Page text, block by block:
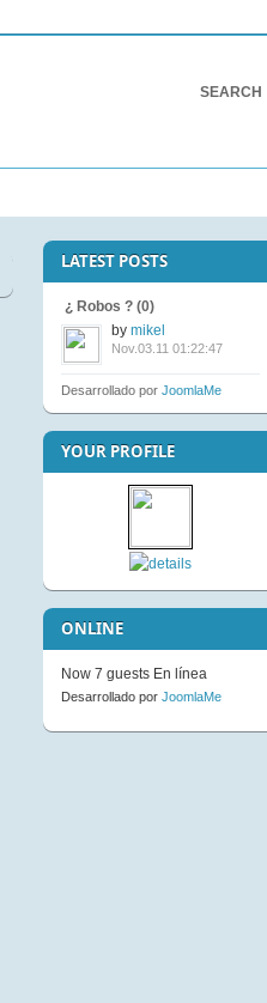
LATEST POSTS
¿ Robos ? (0)
bymikel
Nov.03.11 01:22:47
Desarrollado porJoomlaMe
YOUR PROFILE
Not Available to Guests
ONLINE
Now 7 guests En línea
Desarrollado porJoomlaMe